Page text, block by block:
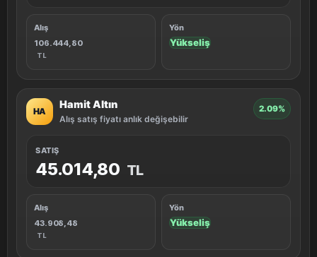
Alış
106.444,80
TL
Yön
Yükseliş
HA
Hamit Altın
Alış satış fiyatı anlık değişebilir
2.09%
SATIŞ
45.014,80 TL
Alış
43.908,48
TL
Yön
Yükseliş